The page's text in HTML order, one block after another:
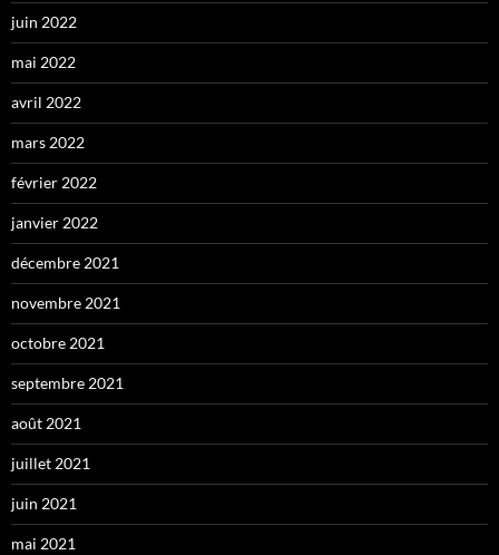
juin 2022
mai 2022
avril 2022
mars 2022
février 2022
janvier 2022
décembre 2021
novembre 2021
octobre 2021
septembre 2021
août 2021
juillet 2021
juin 2021
mai 2021